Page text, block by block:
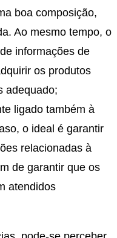
boa composição,
Ao mesmo tempo, o
informações de
os produtos
adequado;
ligado também à
o ideal é garantir
relacionadas à
de garantir que os
atendidos